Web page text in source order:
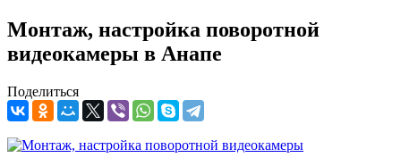
Монтаж, настройка поворотной
видеокамеры в Анапе
Поделиться